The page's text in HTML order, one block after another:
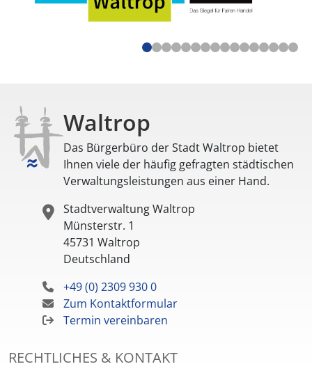
Waltrop
Das Bürgerbüro der Stadt Waltrop bietet
Ihnen viele der häufig gefragten städtischen
Verwaltungsleistungen aus einer Hand.
Stadtverwaltung Waltrop
Münsterstr. 1
45731 Waltrop
Deutschland
+49 (0) 2309 930 0
Zum Kontaktformular
Termin vereinbaren
RECHTLICHES & KONTAKT